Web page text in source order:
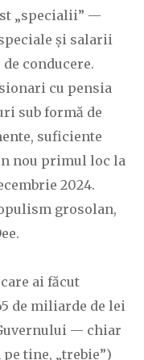
„specialii” —
și salarii
conducere.
cu pensia
sub formă de
suficiente
nou primul loc la
2024.
grosolan,
ai făcut
de miliarde de lei
— chiar
tine, „trebie”)